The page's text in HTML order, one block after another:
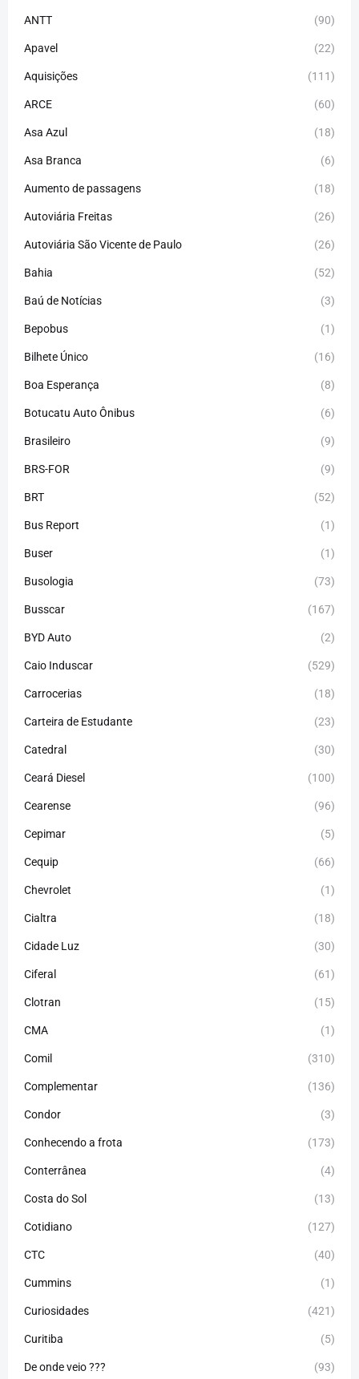
ANTT (90)
Apavel (22)
Aquisições (111)
ARCE (60)
Asa Azul (18)
Asa Branca (6)
Aumento de passagens (18)
Autoviária Freitas (26)
Autoviária São Vicente de Paulo (26)
Bahia (52)
Baú de Notícias (3)
Bepobus (1)
Bilhete Único (16)
Boa Esperança (8)
Botucatu Auto Ônibus (6)
Brasileiro (9)
BRS-FOR (9)
BRT (52)
Bus Report (1)
Buser (1)
Busologia (73)
Busscar (167)
BYD Auto (2)
Caio Induscar (529)
Carrocerias (18)
Carteira de Estudante (23)
Catedral (30)
Ceará Diesel (100)
Cearense (96)
Cepimar (5)
Cequip (66)
Chevrolet (1)
Cialtra (18)
Cidade Luz (30)
Ciferal (61)
Clotran (15)
CMA (1)
Comil (310)
Complementar (136)
Condor (3)
Conhecendo a frota (173)
Conterrânea (4)
Costa do Sol (13)
Cotidiano (127)
CTC (40)
Cummins (1)
Curiosidades (421)
Curitiba (5)
De onde veio ??? (93)